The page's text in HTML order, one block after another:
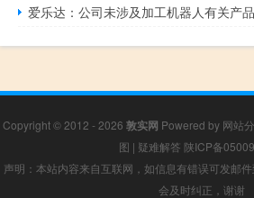
爱乐达：公司未涉及加工机器人有关产
Copyright © 2012 - 2026 敦实网 Powered by 网站
图 | 疑难解答 陕ICP备
声明：本站内容来自互联网，如信息有错误可发邮
会及时纠正，谢谢